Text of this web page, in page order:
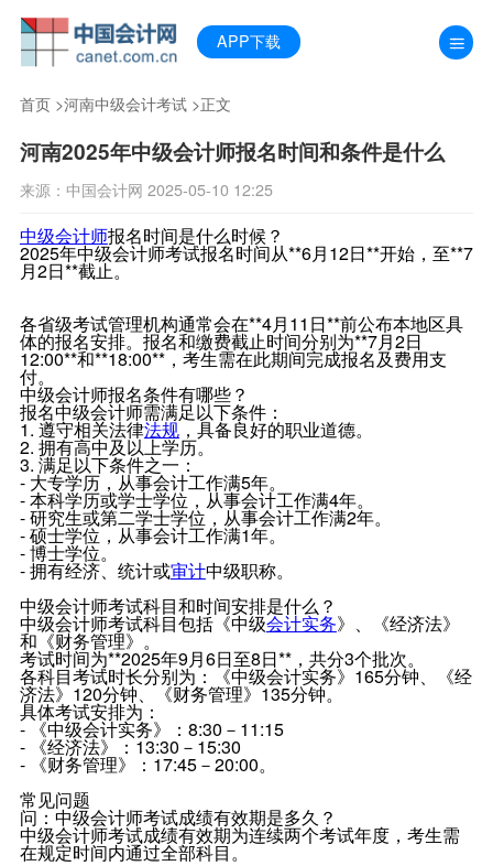
APP下载
首页>河南中级会计考试>正文
河南2025年中级会计师报名时间和条件是什么
来源：中国会计网 2025-05-10 12:25
中级会计师报名时间是什么时候？
2025年中级会计师考试报名时间从**6月12日**开始，至**7
月2日**截止。
各省级考试管理机构通常会在**4月11日**前公布本地区具
体的报名安排。报名和缴费截止时间分别为**7月2日
12:00**和**18:00**，考生需在此期间完成报名及费用支
付。
中级会计师报名条件有哪些？
报名中级会计师需满足以下条件：
1. 遵守相关法律法规，具备良好的职业道德。
2. 拥有高中及以上学历。
3. 满足以下条件之一：
- 大专学历，从事会计工作满5年。
- 本科学历或学士学位，从事会计工作满4年。
- 研究生或第二学士学位，从事会计工作满2年。
- 硕士学位，从事会计工作满1年。
- 博士学位。
- 拥有经济、统计或审计中级职称。
中级会计师考试科目和时间安排是什么？
中级会计师考试科目包括《中级会计实务》、《经济法》
和《财务管理》。
考试时间为**2025年9月6日至8日**，共分3个批次。
各科目考试时长分别为：《中级会计实务》165分钟、《经
济法》120分钟、《财务管理》135分钟。
具体考试安排为：
- 《中级会计实务》：8:30－11:15
- 《经济法》：13:30－15:30
- 《财务管理》：17:45－20:00。
常见问题
问：中级会计师考试成绩有效期是多久？
中级会计师考试成绩有效期为连续两个考试年度，考生需
在规定时间内通过全部科目。